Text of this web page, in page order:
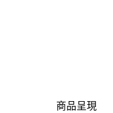
商品呈現